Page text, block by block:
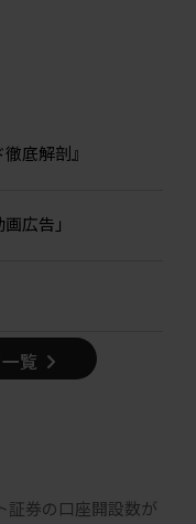
底解剖』
広告」
覧
証券の口座開設数が